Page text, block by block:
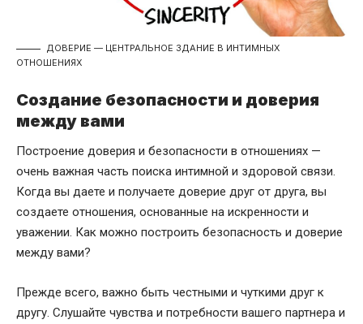
ДОВЕРИЕ — ЦЕНТРАЛЬНОЕ ЗДАНИЕ В ИНТИМНЫХ
ОТНОШЕНИЯХ
Создание безопасности и доверия
между вами
Построение доверия и безопасности в отношениях —
очень важная часть поиска интимной и здоровой связи.
Когда вы даете и получаете доверие друг от друга, вы
создаете отношения, основанные на искренности и
уважении. Как можно построить безопасность и доверие
между вами?
Прежде всего, важно быть честными и чуткими друг к
другу. Слушайте чувства и потребности вашего партнера и